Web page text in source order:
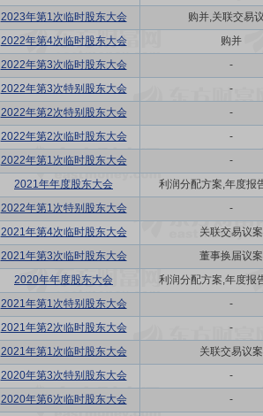
2023年第1次临时股东大会
购并,关联交易
2022年第4次临时股东大会
购并
2022年第3次临时股东大会
-
2022年第3次特别股东大会
-
2022年第2次特别股东大会
-
2022年第2次临时股东大会
-
2022年第1次临时股东大会
-
2021年年度股东大会
利润分配方案,年度报
2022年第1次特别股东大会
-
2021年第4次临时股东大会
关联交易议案
2021年第3次临时股东大会
董事换届议案
2020年年度股东大会
利润分配方案,年度报
2021年第1次特别股东大会
-
2021年第2次临时股东大会
-
2021年第1次临时股东大会
关联交易议案
2020年第3次特别股东大会
-
2020年第6次临时股东大会
-